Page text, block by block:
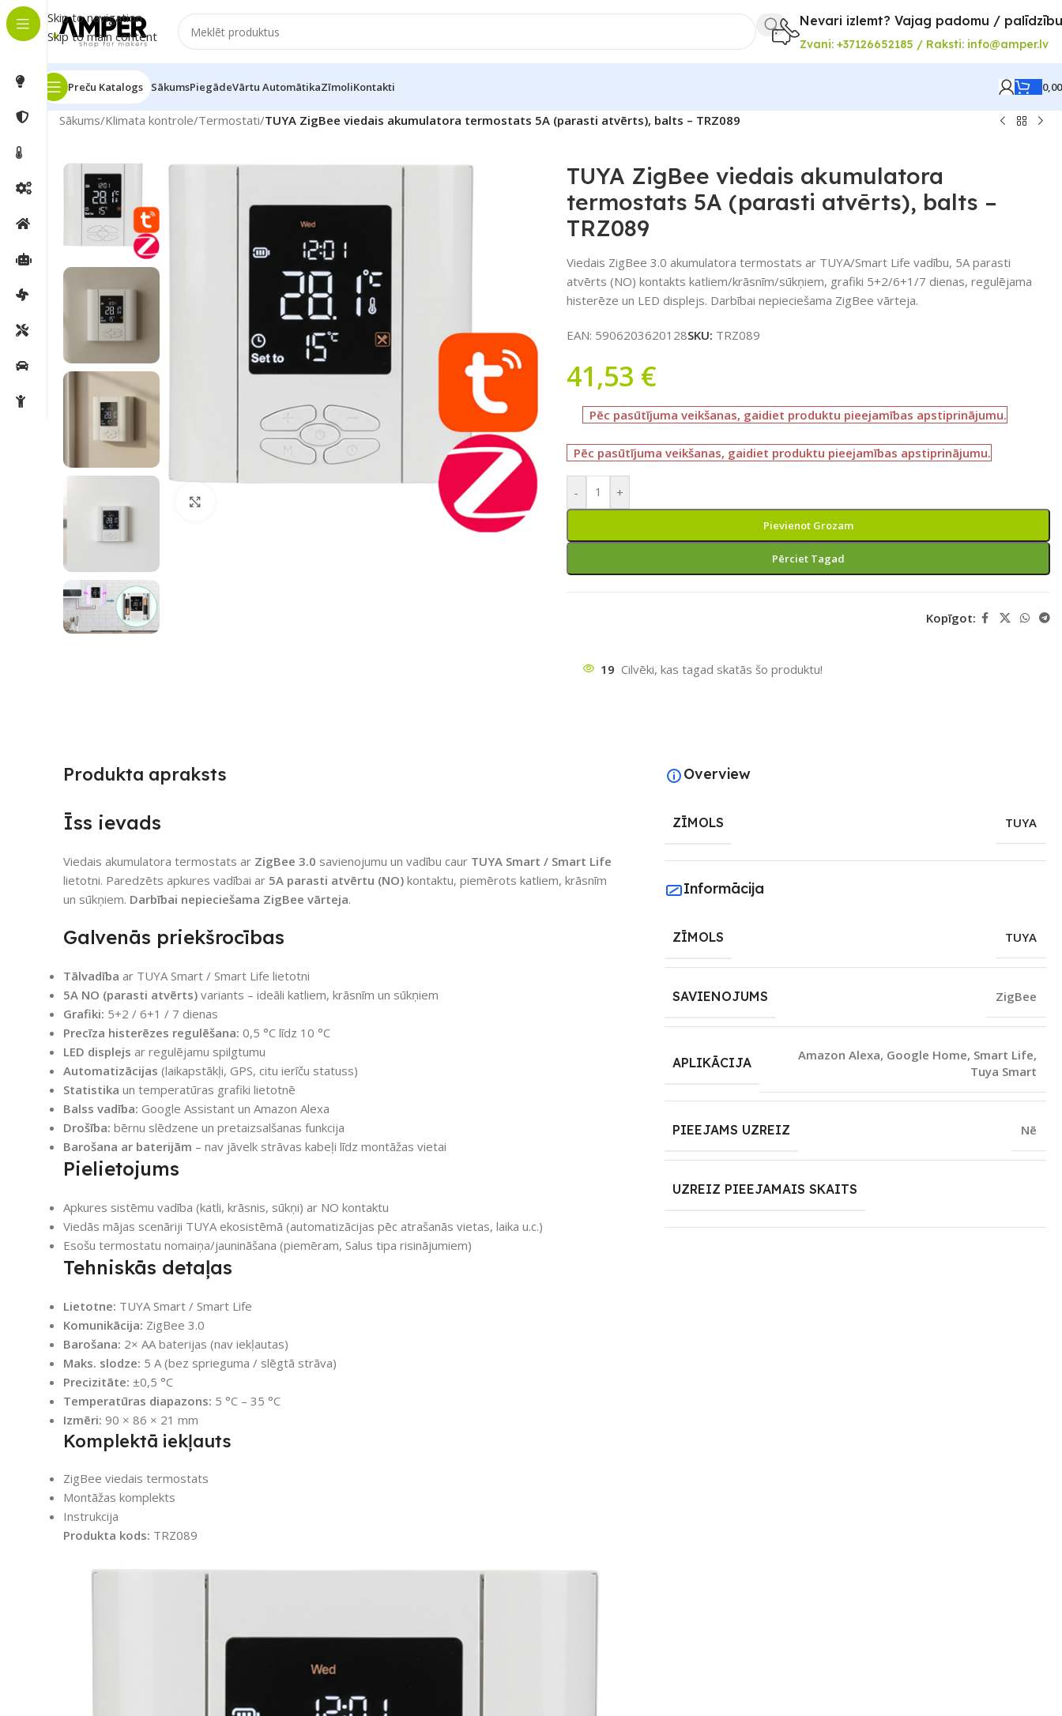
Skip to navigation
Skip to main content
Nevari izlemt? Vajag padomu /
Zvani: +37126652185 / Raksti: info@amper.lv
Preču Katalogs SākumsPiegādeVārtu AutomātikaZīmoliKontakti
Sākums/Klimata kontrole/Termostati/TUYA ZigBee viedais akumulatora termostats 5A (parasti atvērts), balts – TRZ089
TUYA ZigBee viedais akumulatora
termostats 5A (parasti atvērts), balts –
TRZ089
Viedais ZigBee 3.0 akumulatora termostats ar TUYA/Smart Life vadību, 5A parasti
atvērts (NO) kontakts katliem/krāsnīm/sūkņiem, grafiki 5+2/6+1/7 dienas, regulējama
histerēze un LED displejs. Darbībai nepieciešama ZigBee vārteja.
EAN: 5906203620128SKU: TRZ089
41,53 €
Pēc pasūtījuma veikšanas, gaidiet produktu pieejamības apstiprinājumu.
Pēc pasūtījuma veikšanas, gaidiet produktu pieejamības apstiprinājumu.
- +
Pievienot Grozam
Pērciet Tagad
Kopīgot:
19 Cilvēki, kas tagad skatās šo produktu!
Produkta apraksts
Īss ievads
Viedais akumulatora termostats ar ZigBee 3.0 savienojumu un vadību caur TUYA Smart / Smart Life
lietotni. Paredzēts apkures vadībai ar 5A parasti atvērtu (NO) kontaktu, piemērots katliem, krāsnīm
un sūkņiem. Darbībai nepieciešama ZigBee vārteja.
Galvenās priekšrocības
Tālvadība ar TUYA Smart / Smart Life lietotni
5A NO (parasti atvērts) variants – ideāli katliem, krāsnīm un sūkņiem
Grafiki: 5+2 / 6+1 / 7 dienas
Precīza histerēzes regulēšana: 0,5 °C līdz 10 °C
LED displejs ar regulējamu spilgtumu
Automatizācijas (laikapstākļi, GPS, citu ierīču statuss)
Statistika un temperatūras grafiki lietotnē
Balss vadība: Google Assistant un Amazon Alexa
Drošība: bērnu slēdzene un pretaizsalšanas funkcija
Barošana ar baterijām – nav jāvelk strāvas kabeļi līdz montāžas vietai
Pielietojums
Apkures sistēmu vadība (katli, krāsnis, sūkņi) ar NO kontaktu
Viedās mājas scenāriji TUYA ekosistēmā (automatizācijas pēc atrašanās vietas, laika u.c.)
Esošu termostatu nomaiņa/jaunināšana (piemēram, Salus tipa risinājumiem)
Tehniskās detaļas
Lietotne: TUYA Smart / Smart Life
Komunikācija: ZigBee 3.0
Barošana: 2× AA baterijas (nav iekļautas)
Maks. slodze: 5 A (bez sprieguma / slēgtā strāva)
Precizitāte: ±0,5 °C
Temperatūras diapazons: 5 °C – 35 °C
Izmēri: 90 × 86 × 21 mm
Komplektā iekļauts
ZigBee viedais termostats
Montāžas komplekts
Instrukcija
Produkta kods: TRZ089
Overview
ZĪMOLS TUYA
Informācija
ZĪMOLS TUYA
SAVIENOJUMS ZigBee
APLIKĀCIJA
Amazon Alexa, Google Home, Smart Life,
Tuya Smart
PIEEJAMS UZREIZ Nē
UZREIZ PIEEJAMAIS SKAITS